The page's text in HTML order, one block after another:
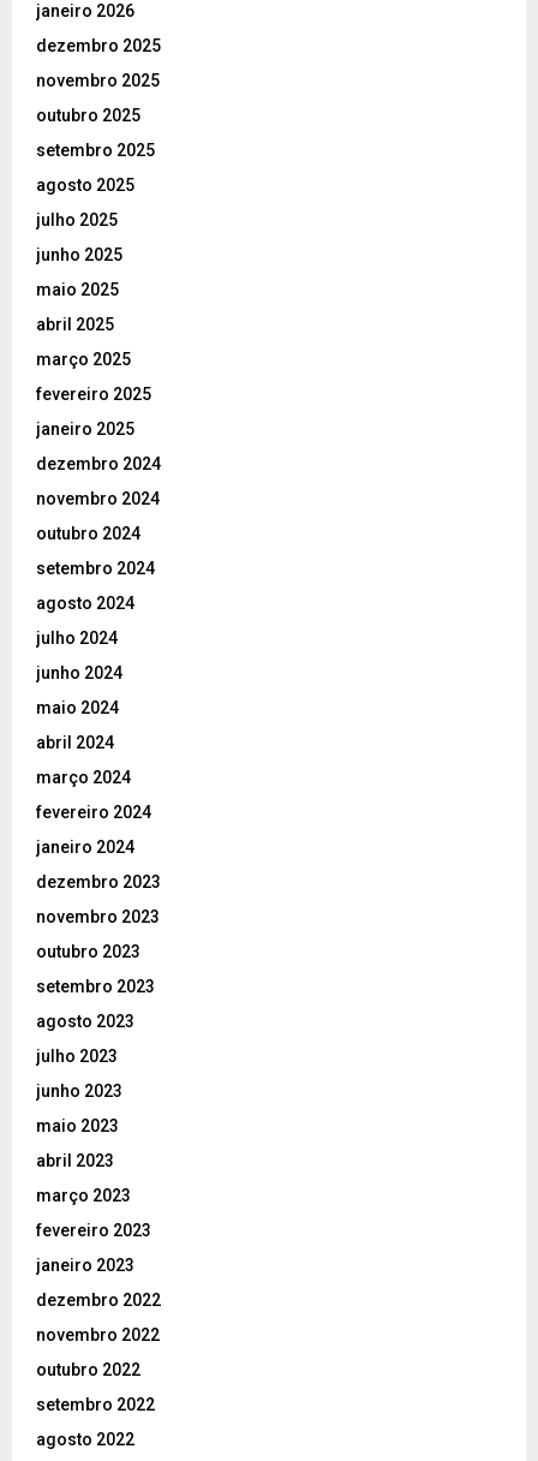
janeiro 2026
dezembro 2025
novembro 2025
outubro 2025
setembro 2025
agosto 2025
julho 2025
junho 2025
maio 2025
abril 2025
março 2025
fevereiro 2025
janeiro 2025
dezembro 2024
novembro 2024
outubro 2024
setembro 2024
agosto 2024
julho 2024
junho 2024
maio 2024
abril 2024
março 2024
fevereiro 2024
janeiro 2024
dezembro 2023
novembro 2023
outubro 2023
setembro 2023
agosto 2023
julho 2023
junho 2023
maio 2023
abril 2023
março 2023
fevereiro 2023
janeiro 2023
dezembro 2022
novembro 2022
outubro 2022
setembro 2022
agosto 2022